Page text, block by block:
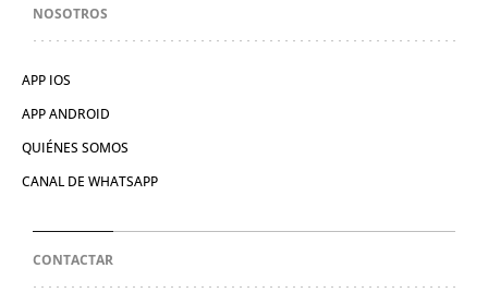
NOSOTROS
APP IOS
APP ANDROID
QUIÉNES SOMOS
CANAL DE WHATSAPP
CONTACTAR